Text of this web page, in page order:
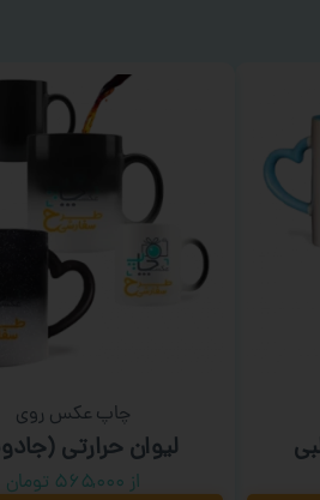
چاپ عکس روی
لیوان حرارتی
از ۵۶۵,۰۰۰ تومان